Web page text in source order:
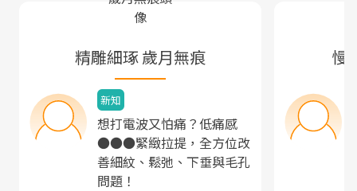
精雕細琢 歲月無痕
新知
想打電波又怕痛？低痛感
●●●緊緻拉提，全方位改
善細紋、鬆弛、下垂與毛孔
問題！
慢